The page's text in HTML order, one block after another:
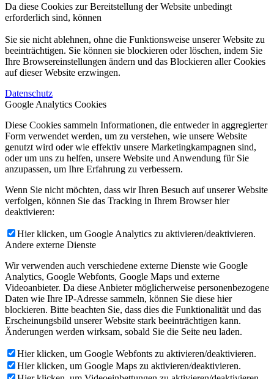
Da diese Cookies zur Bereitstellung der Website unbedingt
erforderlich sind, können
Sie sie nicht ablehnen, ohne die Funktionsweise unserer Website zu
beeinträchtigen. Sie können sie blockieren oder löschen, indem Sie
Ihre Browsereinstellungen ändern und das Blockieren aller Cookies
auf dieser Website erzwingen.
Datenschutz
Google Analytics Cookies
Diese Cookies sammeln Informationen, die entweder in aggregierter
Form verwendet werden, um zu verstehen, wie unsere Website
genutzt wird oder wie effektiv unsere Marketingkampagnen sind,
oder um uns zu helfen, unsere Website und Anwendung für Sie
anzupassen, um Ihre Erfahrung zu verbessern.
Wenn Sie nicht möchten, dass wir Ihren Besuch auf unserer Website
verfolgen, können Sie das Tracking in Ihrem Browser hier
deaktivieren:
Hier klicken, um Google Analytics zu aktivieren/deaktivieren.
Andere externe Dienste
Wir verwenden auch verschiedene externe Dienste wie Google
Analytics, Google Webfonts, Google Maps und externe
Videoanbieter. Da diese Anbieter möglicherweise personenbezogene
Daten wie Ihre IP-Adresse sammeln, können Sie diese hier
blockieren. Bitte beachten Sie, dass dies die Funktionalität und das
Erscheinungsbild unserer Website stark beeinträchtigen kann.
Änderungen werden wirksam, sobald Sie die Seite neu laden.
Hier klicken, um Google Webfonts zu aktivieren/deaktivieren.
Hier klicken, um Google Maps zu aktivieren/deaktivieren.